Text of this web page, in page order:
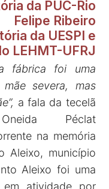
da PUC-Rio
Felipe Ribeiro
da UESPI e
LEHMT-UFRJ
fábrica foi uma
mãe severa, mas
a fala da tecelã
Péclat
na memória
Aleixo, município
Aleixo foi uma
em atividade por